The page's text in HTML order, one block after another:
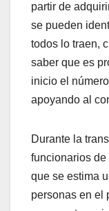
partir de
se pueden
todos lo traen,
saber que es
inicio el
apoyando al
Durante la
funcionarios de
que se estima
personas en el